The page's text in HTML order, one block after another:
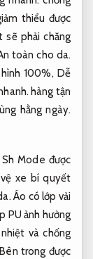
thiểu được
sẽ phải chăng
toàn cho da.
100%, Dễ
hàng tận
hằng ngày.
Mode được
xe bí quyết
Áo có lớp vải
PU ảnh hưởng
và chống
Bên trong được